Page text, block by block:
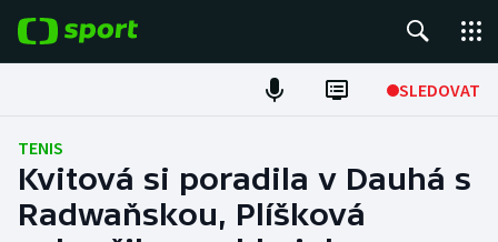
SLEDOVAT
Fotbal
Hokej
TENIS
Kvitová si poradila v Dauhá s
Radwaňskou, Plíšková